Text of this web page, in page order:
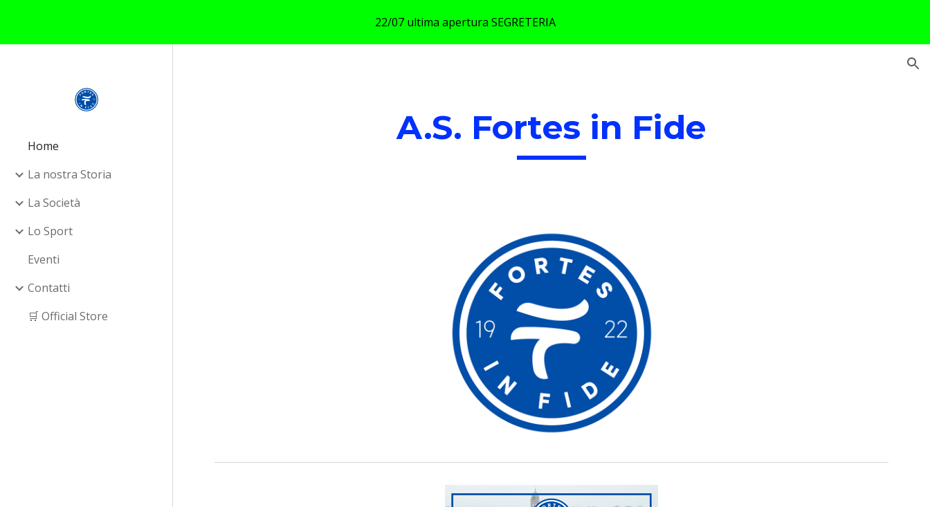
Skip to main content Skip to navigation
22/07 ultima apertura SEGRETERIA
Home
La nostra Storia
La Società
Lo Sport
Eventi
Contatti
🛒 Official Store
A.S. Fortes in Fide